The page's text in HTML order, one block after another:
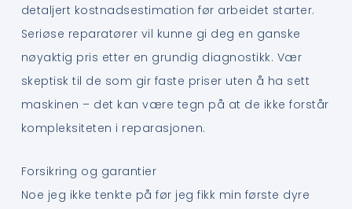
detaljert kostnadsestimation før arbeidet starter.
Seriøse reparatører vil kunne gi deg en ganske
nøyaktig pris etter en grundig diagnostikk. Vær
skeptisk til de som gir faste priser uten å ha sett
maskinen – det kan være tegn på at de ikke forstår
kompleksiteten i reparasjonen.
Forsikring og garantier
Noe jeg ikke tenkte på før jeg fikk min første dyre